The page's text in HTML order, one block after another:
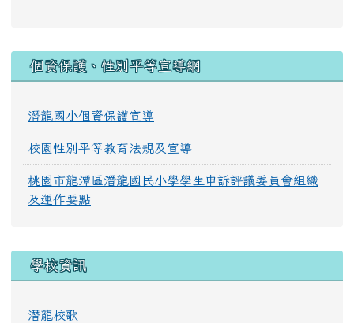
個資保護、性別平等宣導網
潛龍國小個資保護宣導
校園性別平等教育法規及宣導
桃園市龍潭區潛龍國民小學學生申訴評議委員會組織
及運作要點
學校資訊
潛龍校歌